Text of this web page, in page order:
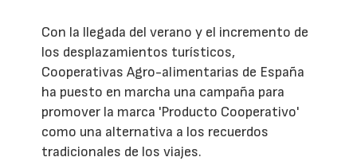
Con la llegada del verano y el incremento de
los desplazamientos turísticos,
Cooperativas Agro-alimentarias de España
ha puesto en marcha una campaña para
promover la marca 'Producto Cooperativo'
como una alternativa a los recuerdos
tradicionales de los viajes.